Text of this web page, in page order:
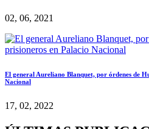
02, 06, 2021
El general Aureliano Blanquet, por órdenes de
Nacional
17, 02, 2022